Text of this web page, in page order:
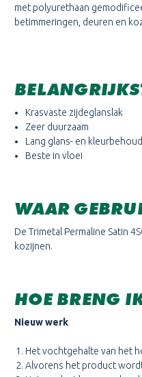
met polyurethaan
betimmeringen, deuren en
Krasvaste zijdeglanslak
Zeer duurzaam
Lang glans- en kleurbehoud
Beste in vloei
WAAR
De Trimetal Permaline Satin
kozijnen.
HOE BRENG
Nieuw werk
Het vochtgehalte van het
Alvorens het product